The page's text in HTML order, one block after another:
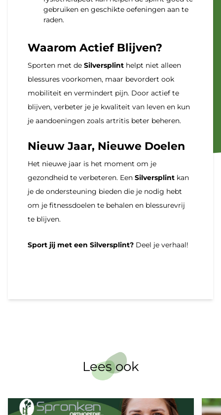
gebruiken en geschikte oefeningen aan te
raden.
Waarom Actief Blijven?
Sporten met de Silversplint helpt niet alleen
blessures voorkomen, maar bevordert ook
mobiliteit en vermindert pijn. Door actief te
blijven, verbeter je je kwaliteit van leven en kun
je aandoeningen zoals artritis beter beheren.
Nieuw Jaar, Nieuwe Doelen
Het nieuwe jaar is het moment om je
gezondheid te verbeteren. Een Silversplint kan
je de ondersteuning bieden die je nodig hebt
om je fitnessdoelen te behalen en blessurevrij
te blijven.
Sport jij met een Silversplint? Deel je verhaal!
Lees ook